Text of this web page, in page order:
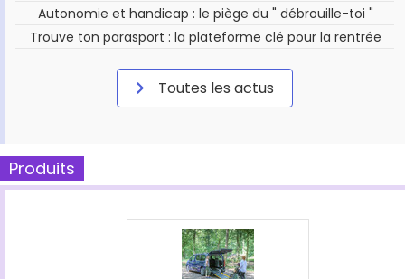
Autonomie et handicap : le piège du " débrouille-toi "
Trouve ton parasport : la plateforme clé pour la rentrée
Toutes les actus
Produits